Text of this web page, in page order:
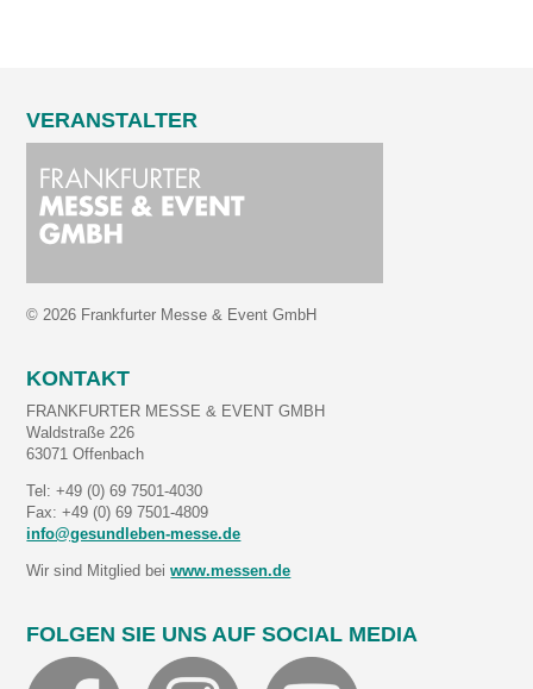
VERANSTALTER
© 2026 Frankfurter Messe & Event GmbH
KONTAKT
FRANKFURTER MESSE & EVENT GMBH
Waldstraße 226
63071 Offenbach
Tel: +49 (0) 69 7501-4030
Fax: +49 (0) 69 7501-4809
info@gesundleben-messe.de
Wir sind Mitglied beiwww.messen.de
FOLGEN SIE UNS AUF SOCIAL MEDIA